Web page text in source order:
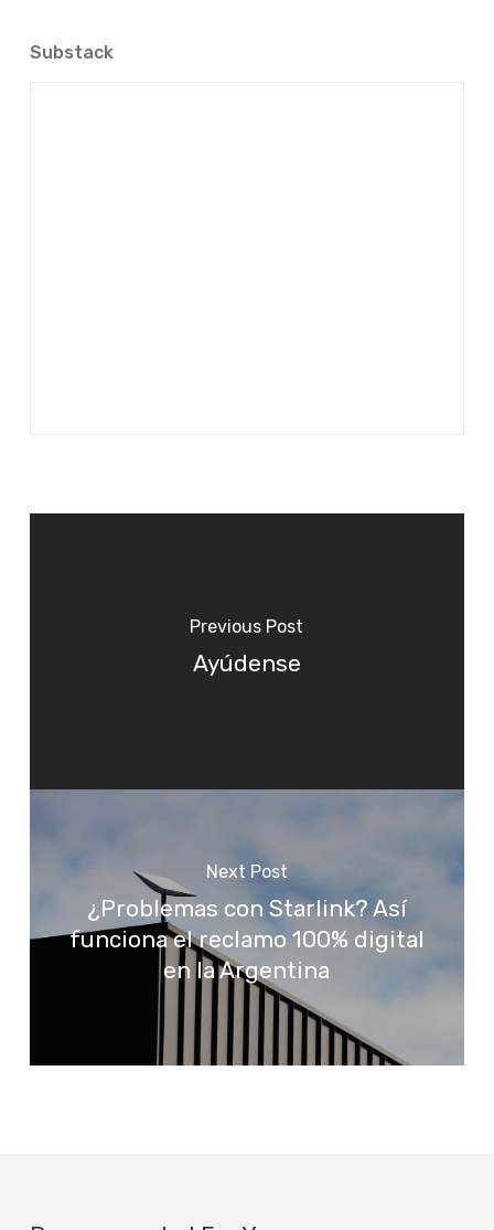
Substack
Previous Post
Ayúdense
Next Post
¿Problemas con Starlink? Así
funciona el reclamo 100% digital
en la Argentina